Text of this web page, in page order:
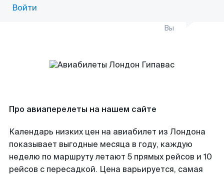
Войти
Вы
Про авиаперелеты на нашем сайте
Календарь низких цен на авиабилет из Лондона
показывает выгодные месяца в году, каждую
неделю по маршруту летают 5 прямых рейсов и 10
рейсов с пересадкой. Цена варьируется, самая